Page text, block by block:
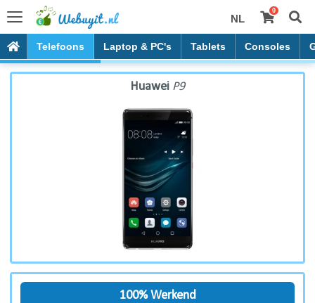
NL
0
Telefoons Laptop & PC's Tablets Consoles
Huawei P9
Huawei P9
100% Werkend